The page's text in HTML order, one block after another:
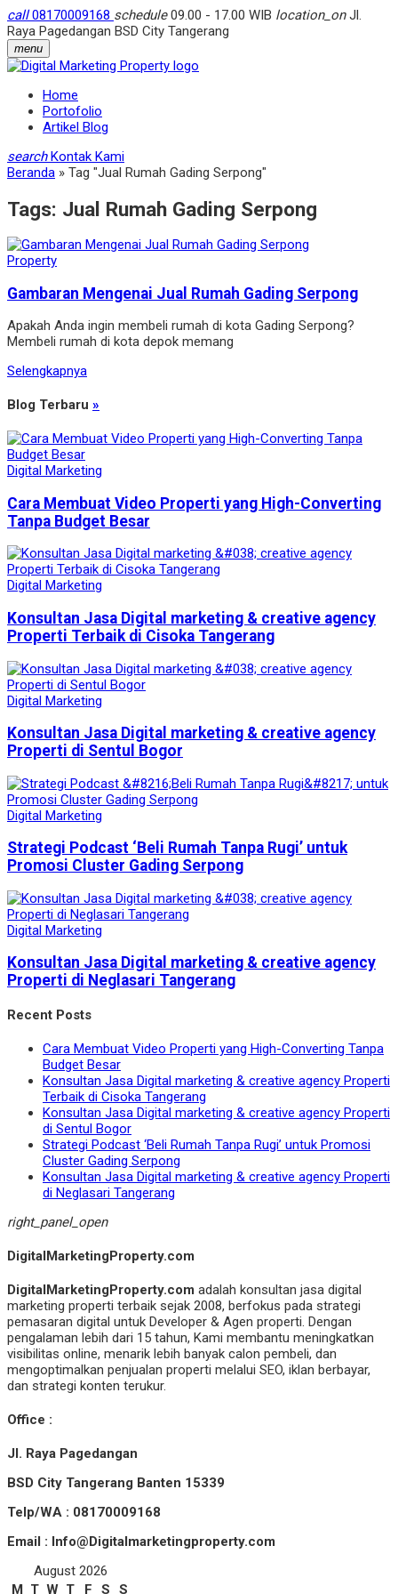
call08170009168 schedule09.00 - 17.00 WIB location_onJl.
Raya Pagedangan BSD City Tangerang
menu
Home
Portofolio
Artikel Blog
search Kontak Kami
Beranda » Tag "Jual Rumah Gading Serpong"
Tags: Jual Rumah Gading Serpong
Property
Gambaran Mengenai Jual Rumah Gading Serpong
Apakah Anda ingin membeli rumah di kota Gading Serpong?
Membeli rumah di kota depok memang
Selengkapnya
Blog Terbaru »
Digital Marketing
Cara Membuat Video Properti yang High-Converting
Tanpa Budget Besar
Digital Marketing
Konsultan Jasa Digital marketing & creative agency
Properti Terbaik di Cisoka Tangerang
Digital Marketing
Konsultan Jasa Digital marketing & creative agency
Properti di Sentul Bogor
Digital Marketing
Strategi Podcast ‘Beli Rumah Tanpa Rugi’ untuk
Promosi Cluster Gading Serpong
Digital Marketing
Konsultan Jasa Digital marketing & creative agency
Properti di Neglasari Tangerang
Recent Posts
Cara Membuat Video Properti yang High-Converting Tanpa
Budget Besar
Konsultan Jasa Digital marketing & creative agency Properti
Terbaik di Cisoka Tangerang
Konsultan Jasa Digital marketing & creative agency Properti
di Sentul Bogor
Strategi Podcast ‘Beli Rumah Tanpa Rugi’ untuk Promosi
Cluster Gading Serpong
Konsultan Jasa Digital marketing & creative agency Properti
di Neglasari Tangerang
right_panel_open
DigitalMarketingProperty.com
DigitalMarketingProperty.com adalah konsultan jasa digital
marketing properti terbaik sejak 2008, berfokus pada strategi
pemasaran digital untuk Developer & Agen properti. Dengan
pengalaman lebih dari 15 tahun, Kami membantu meningkatkan
visibilitas online, menarik lebih banyak calon pembeli, dan
mengoptimalkan penjualan properti melalui SEO, iklan berbayar,
dan strategi konten terukur.
Office :
Jl. Raya Pagedangan
BSD City Tangerang Banten 15339
Telp/WA : 08170009168
Email : Info@Digitalmarketingproperty.com
August 2026
M T W T F S S